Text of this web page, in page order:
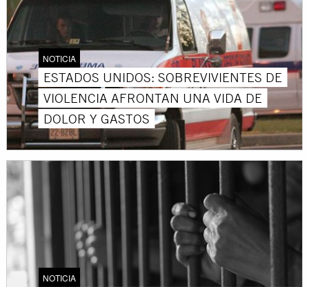
NOTICIA
ESTADOS UNIDOS: SOBREVIVIENTES DE
VIOLENCIA AFRONTAN UNA VIDA DE
DOLOR Y GASTOS
NOTICIA